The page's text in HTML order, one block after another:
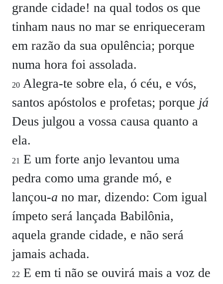
grande cidade! na qual todos os que
tinham naus no mar se enriqueceram
em razão da sua opulência; porque
numa hora foi assolada.
20 Alegra-te sobre ela, ó céu, e vós,
santos apóstolos e profetas; porque já
Deus julgou a vossa causa quanto a
ela.
21 E um forte anjo levantou uma
pedra como uma grande mó, e
lançou-a no mar, dizendo: Com igual
ímpeto será lançada Babilônia,
aquela grande cidade, e não será
jamais achada.
22 E em ti não se ouvirá mais a voz de